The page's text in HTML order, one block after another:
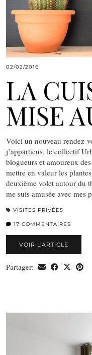
02/02/2016
LA
MISE
Voici un nouveau rendez-
j’appartiens, le collectif
blogueurs et amoureux
mettre en valeur les
deuxième volet autour du
me suis amusée avec mes
VISITES PRIVÉES
17 COMMENTAIRES
VOIR L’ARTICLE
Partager: